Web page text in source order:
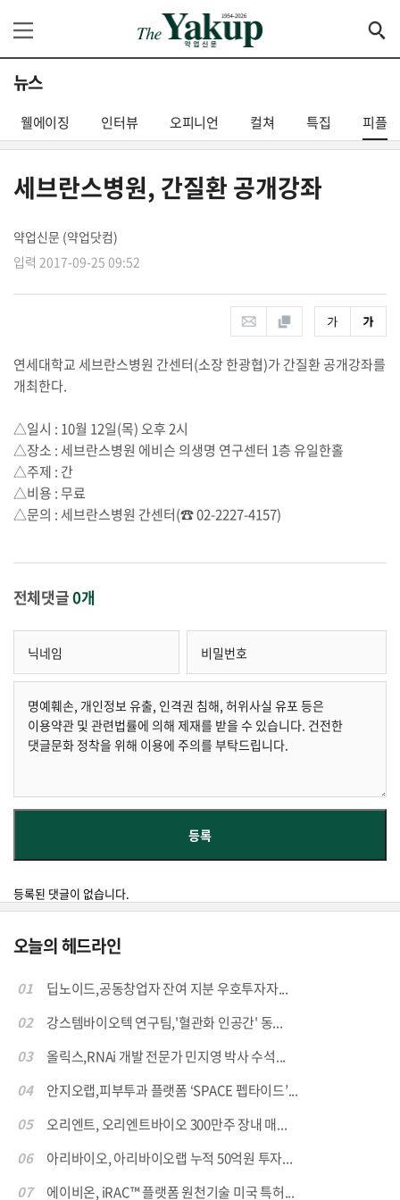
뉴스
웰에이징 인터뷰 오피니언 컬쳐 특집 피플
세브란스병원, 간질환 공개강좌
약업신문 (약업닷컴)
입력 2017-09-25 09:52
연세대학교 세브란스병원 간센터(소장 한광협)가 간질환 공개강좌를
개최한다.
△일시 : 10월 12일(목) 오후 2시
△장소 : 세브란스병원 에비슨 의생명 연구센터 1층 유일한홀
△주제 : 간
△비용 : 무료
△문의 : 세브란스병원 간센터(☎ 02-2227-4157)
전체댓글0개
등록된 댓글이 없습니다.
오늘의 헤드라인
01
딥노이드,공동창업자 잔여 지분 우호투자자...
02
강스템바이오텍 연구팀,'혈관화 인공간' 동...
03
올릭스,RNAi 개발 전문가 민지영 박사 수석...
04
안지오랩,피부투과 플랫폼 ‘SPACE 펩타이드’...
05
오리엔트, 오리엔트바이오 300만주 장내 매...
06
아리바이오, 아리바이오랩 누적 50억원 투자...
07
에이비온, iRAC™ 플랫폼 원천기술 미국 특허...